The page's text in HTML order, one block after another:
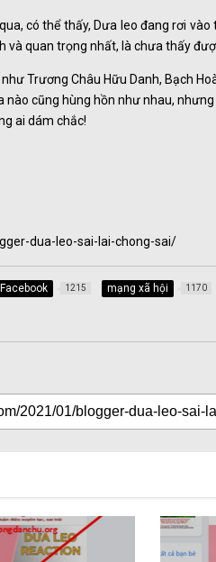
có thể thấy, Dưa leo đang rơi
và quan trọng nhất, là chưa thấy
Trương Châu Hữu Danh, Bạch
cũng hùng hồn như nhau,
ai dám chắc!
dua-leo-sai-lai-chong-sai/
Facebook 1215 mạng xã hội 1170